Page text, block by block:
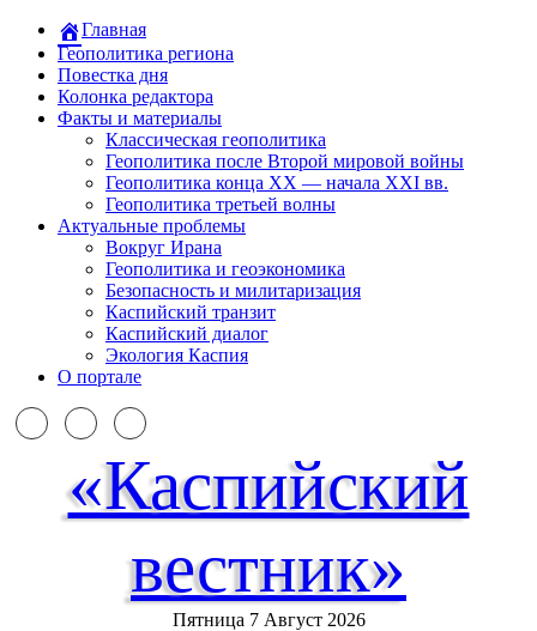
Главная
Геополитика региона
Повестка дня
Колонка редактора
Факты и материалы
Классическая геополитика
Геополитика после Второй мировой войны
Геополитика конца XX — начала XXI вв.
Геополитика третьей волны
Актуальные проблемы
Вокруг Ирана
Геополитика и геоэкономика
Безопасность и милитаризация
Каспийский транзит
Каспийский диалог
Экология Каспия
О портале
«Каспийский
вестник»
Пятница 7 Август 2026